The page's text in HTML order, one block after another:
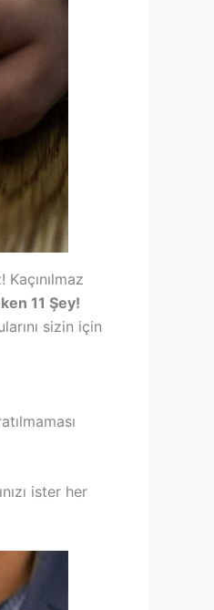
11 Şey!
sizin için
ister her